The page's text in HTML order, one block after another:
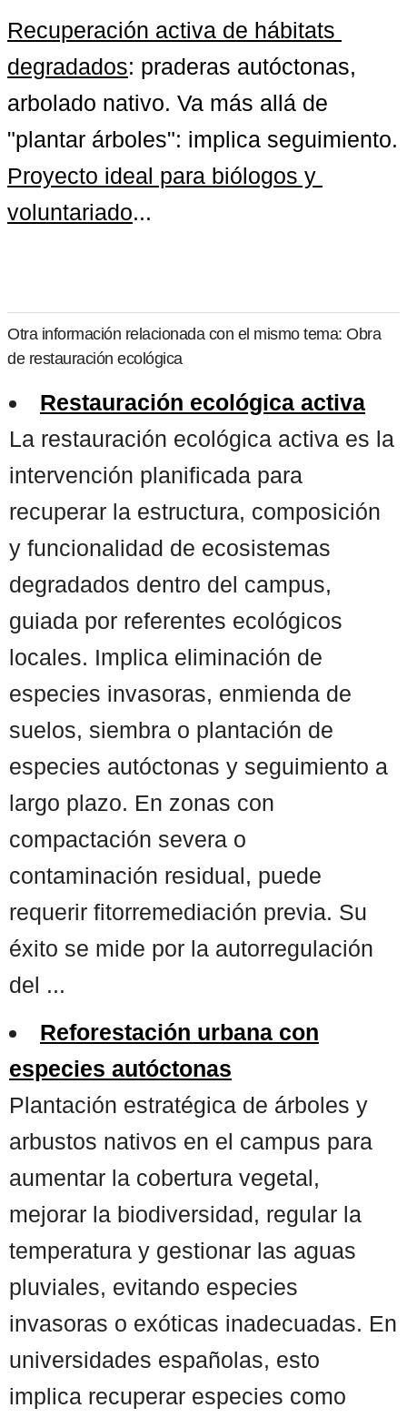
Recuperación activa de hábitats
degradados: praderas autóctonas,
arbolado nativo. Va más allá de
Proyecto ideal para biólogos y
voluntariado...
Otra información relacionada con el mismo tema: Obra
de restauración ecológica
Restauración ecológica activa
La restauración ecológica activa es la
intervención planificada para
recuperar la estructura, composición
y funcionalidad de ecosistemas
degradados dentro del campus,
guiada por referentes ecológicos
locales. Implica eliminación de
especies invasoras, enmienda de
suelos, siembra o plantación de
especies autóctonas y seguimiento a
largo plazo. En zonas con
compactación severa o
contaminación residual, puede
requerir fitorremediación previa. Su
éxito se mide por la autorregulación
del ...
Reforestación urbana con
especies autóctonas
Plantación estratégica de árboles y
arbustos nativos en el campus para
aumentar la cobertura vegetal,
mejorar la biodiversidad, regular la
temperatura y gestionar las aguas
pluviales, evitando especies
invasoras o exóticas inadecuadas. En
universidades españolas, esto
implica recuperar especies como